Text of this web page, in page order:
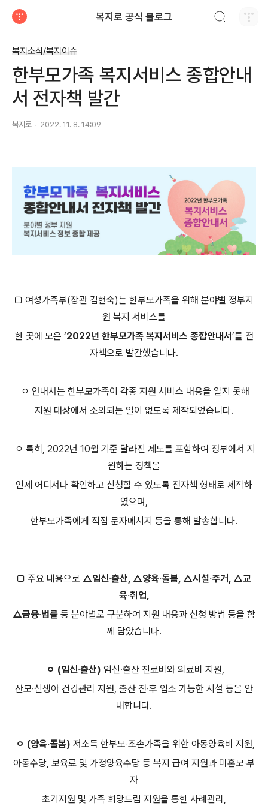
복지로 공식 블로그
복지소식/복지이슈
한부모가족 복지서비스 종합안내
서 전자책 발간
복지로 2022. 11. 8. 14:09
□ 여성가족부(장관 김현숙)는 한부모가족을 위해 분야별 정부지
원 복지 서비스를
한 곳에 모은 ‘2022년 한부모가족 복지서비스 종합안내서 ’를 전
자책으로 발간했습니다.
ㅇ 안내서는 한부모가족이 각종 지원 서비스 내용을 알지 못해
지원 대상에서 소외되는 일이 없도록 제작되었습니다.
ㅇ 특히, 2022년 10월 기준 달라진 제도를 포함하여 정부에서 지
원하는 정책을
언제 어디서나 확인하고 신청할 수 있도록 전자책 형태로 제작하
였으며,
한부모가족에게 직접 문자메시지 등을 통해 발송합니다.
□ 주요 내용으로 △임신‧출산, △양육‧돌봄, △시설‧주거, △교
육‧취업,
△금융‧법률 등 분야별로 구분하여 지원 내용과 신청 방법 등을 함
께 담았습니다.
ㅇ (임신‧출산) 임신‧출산 진료비와 의료비 지원,
산모‧신생아 건강관리 지원, 출산 전‧후 입소 가능한 시설 등을 안
내합니다.
ㅇ (양육‧돌봄) 저소득 한부모‧조손가족을 위한 아동양육비 지원,
아동수당, 보육료 및 가정양육수당 등 복지 급여 지원과 미혼모‧부
자
초기지원 및 가족 희망드림 지원을 통한 사례관리,